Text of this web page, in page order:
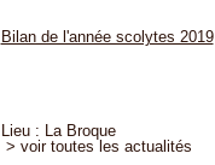
Bilan de l'année scolytes 2019
Lieu : La Broque
> voir toutes les actualités